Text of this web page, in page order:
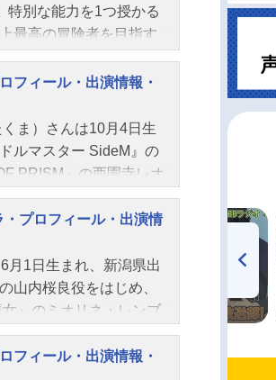
特別な能力を1つ授かる
最高の冒険者を目指す
木の実マスター》だっ
食べると必ず死ぬた
、「一緒に冒険者にな
は史上最速でSランクに
と剣の修行に打ち込む
然、2つ目の“スキルの
死んでないん
たライトは、《木の
とになる。それは何回
という驚愕の能力だっ
加されるハイパーチー
キルだったのだ！！！
が、待望のアニメ化！
による、歴史に名を残
フィール・出演情報・
ま）さんは10月4日生
ルマスター SideM』の
PRISM』の西園寺レオ
ーを演じています。こ
スメ記事をご紹介！
プロフィール・出演情
月1日生まれ、新潟県出
山内桜良役をはじめ、
女』のミオリネ・レンブ
クターを多く演じてい
プロフィールと関連記
フィール・出演情報・
大失格』
season
ハイキュー!! 烏野高校放送部!